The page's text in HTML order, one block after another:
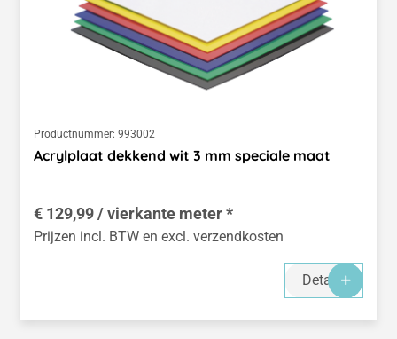
Productnummer: 993002
Acrylplaat dekkend wit 3 mm speciale maat
€ 129,99 / vierkante meter *
Prijzen incl. BTW en excl. verzendkosten
Details